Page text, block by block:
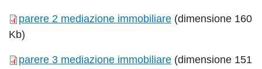
parere 2 mediazione immobiliare (dimensione 160
Kb)
parere 3 mediazione immobiliare (dimensione 151